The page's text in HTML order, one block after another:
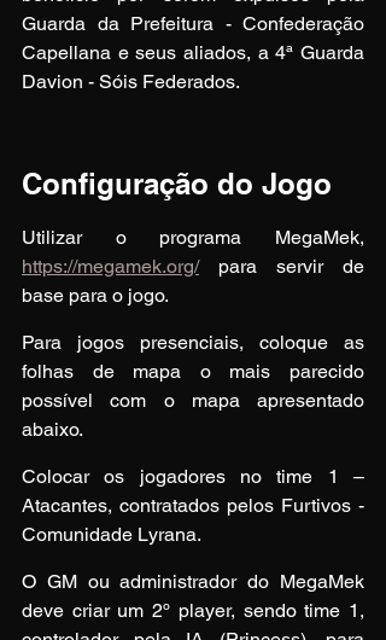
Guarda da Prefeitura - Confederação
Capellana e seus aliados, a 4ª Guarda
Davion - Sóis Federados.
Configuração do Jogo
https://megamek.org/ para servir de
base para o jogo.
Para jogos presenciais, coloque as
folhas de mapa o mais parecido
possível com o mapa apresentado
abaixo.
Colocar os jogadores no time 1 –
Atacantes, contratados pelos Furtivos -
Comunidade Lyrana.
O GM ou administrador do MegaMek
deve criar um 2º player, sendo time 1,